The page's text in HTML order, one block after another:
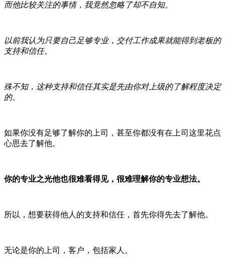
而他比较关注的事情，我竟然忽略了却不自知。
以前我认为只要自己足够专业，交付工作成果就能得到老板的
支持和信任。
殊不知，这种支持和信任其实是先由你对上级的了解程度决定
的。
如果你没有足够了解你的上司，甚至你都没有在上司这里花点
心思去了解他。
你的专业之光他也很难看得见，很难理解你的专业想法。
所以，想要获得他人的支持和信任，首先你得先去了解他。
无论是你的上司，客户，包括家人。